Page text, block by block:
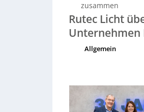
zusammen
Rutec Licht
Unternehmen
Allgemein